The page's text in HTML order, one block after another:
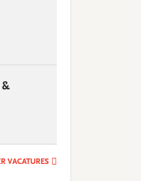
&
VACATURES